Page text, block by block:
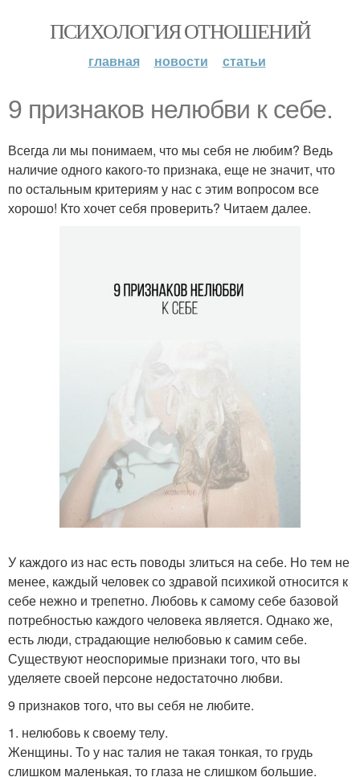
ПСИХОЛОГИЯ ОТНОШЕНИЙ
главная новости статьи
9 признаков нелюбви к себе.
Всегда ли мы понимаем, что мы себя не любим? Ведь
наличие одного какого-то признака, еще не значит, что
по остальным критериям у нас с этим вопросом все
хорошо! Кто хочет себя проверить? Читаем далее.
У каждого из нас есть поводы злиться на себе. Но тем не
менее, каждый человек со здравой психикой относится к
себе нежно и трепетно. Любовь к самому себе базовой
потребностью каждого человека является. Однако же,
есть люди, страдающие нелюбовью к самим себе.
Существуют неоспоримые признаки того, что вы
уделяете своей персоне недостаточно любви.
9 признаков того, что вы себя не любите.
1. нелюбовь к своему телу.
Женщины. То у нас талия не такая тонкая, то грудь
слишком маленькая, то глаза не слишком большие.